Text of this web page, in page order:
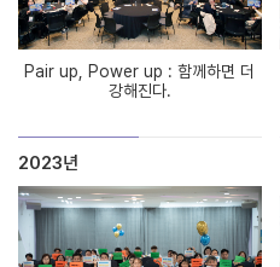
Pair up, Power up : 함께하면 더
강해진다.
2023년